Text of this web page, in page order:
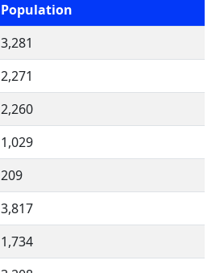
Population
3,281
2,271
2,260
1,029
209
3,817
1,734